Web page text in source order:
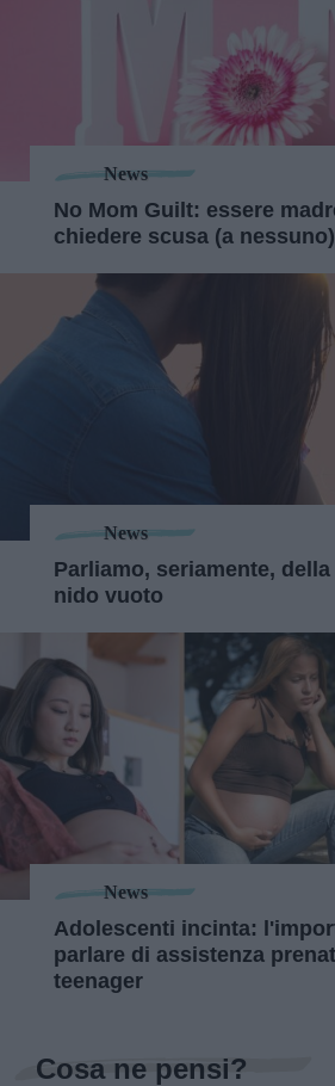
News
No Mom Guilt: essere
chiedere scusa (a nessuno)
News
Parliamo, seriamente,
nido vuoto
News
Adolescenti incinta:
parlare di assistenza
teenager
Cosa ne pensi?